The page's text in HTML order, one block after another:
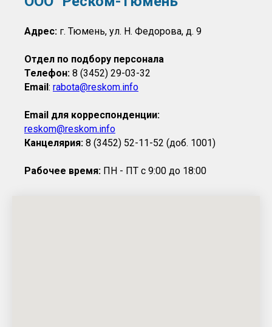
Адрес: г. Тюмень, ул. Н. Федорова, д. 9
Отдел по подбору персонала
Телефон: 8 (3452) 29-03-32
Email: rabota@reskom.info
Email для корреспонденции:
reskom@reskom.info
Канцелярия: 8 (3452) 52-11-52 (доб. 1001)
Рабочее время: ПН - ПТ с 9:00 до 18:00